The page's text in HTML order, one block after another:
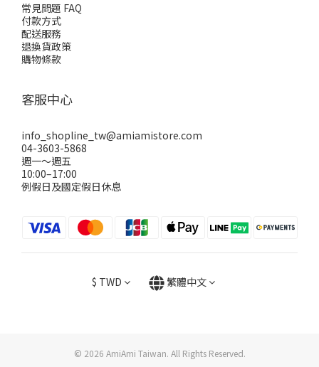
常見問題 FAQ
付款方式
配送服務
退換貨政策
購物條款
客服中心
info_shopline_tw@amiamistore.com
04-3603-5868
週一～週五
10:00–17:00
例假日及國定假日休息
$ TWD 繁體中文
© 2026 AmiAmi Taiwan. All Rights Reserved.